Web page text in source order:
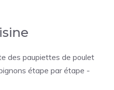
des paupiettes de poulet
étape par étape -